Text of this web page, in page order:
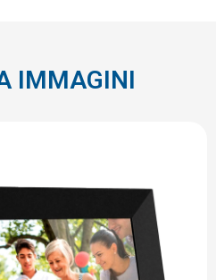
IMMAGINI